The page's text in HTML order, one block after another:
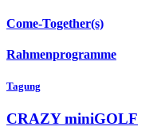
Come-Together(s)
Rahmenprogramme
Tagung
CRAZY miniGOLF